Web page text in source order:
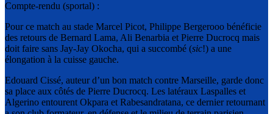
Compte-rendu (sportal) :
Pour ce match au stade Marcel Picot, Philippe Bergerooo bénéficie
des retours de Bernard Lama, Ali Benarbia et Pierre Ducrocq mais
doit faire sans Jay-Jay Okocha, qui a succombé (sic!) a une
élongation à la cuisse gauche.
Edouard Cissé, auteur d’un bon match contre Marseille, garde donc
sa place aux côtés de Pierre Ducrocq. Les latéraux Laspalles et
Algerino entourent Okpara et Rabesandratana, ce dernier retournant